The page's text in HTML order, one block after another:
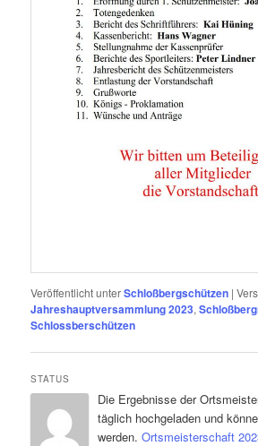
Veröffentlicht unterSchloßbergschützen |
Jahreshauptversammlung 2023,
Schlossberschützen
STATUS
Die Ergebnisse der
täglich hochgeladen und
werden.Ortsmeisterschaft